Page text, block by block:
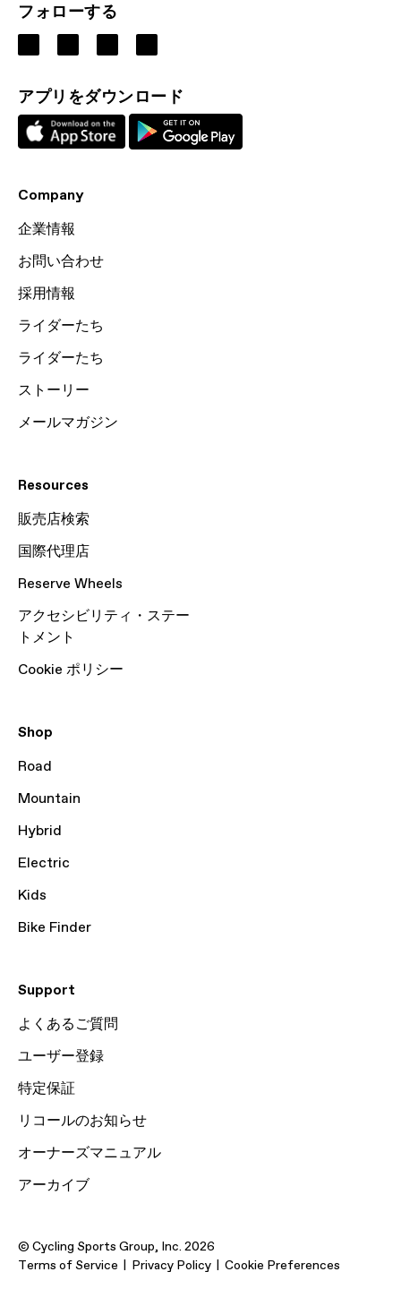
フォローする
アプリをダウンロード
Company
企業情報
お問い合わせ
採用情報
ライダーたち
ライダーたち
ストーリー
メールマガジン
Resources
販売店検索
国際代理店
Reserve Wheels
アクセシビリティ・ステー
トメント
Cookie ポリシー
Shop
Road
Mountain
Hybrid
Electric
Kids
Bike Finder
Support
よくあるご質問
ユーザー登録
特定保証
リコールのお知らせ
オーナーズマニュアル
アーカイブ
© Cycling Sports Group, Inc. 2026
Terms of Service
Privacy Policy Cookie Preferences